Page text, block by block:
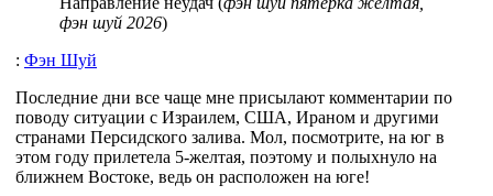
фэн шуй 2026)
: Фэн Шуй
Последние дни все чаще мне присылают комментарии по
поводу ситуации с Израилем, США, Ираном и другими
странами Персидского залива. Мол, посмотрите, на юг в
этом году прилетела 5-желтая, поэтому и полыхнуло на
ближнем Востоке, ведь он расположен на юге!